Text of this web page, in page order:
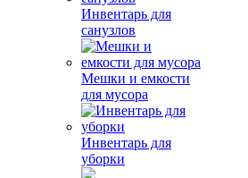
Инвентарь для
санузлов
Мешки и емкости
для мусора
Инвентарь для
уборки